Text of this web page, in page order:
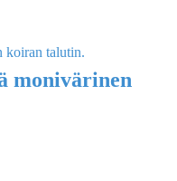
monivärinen